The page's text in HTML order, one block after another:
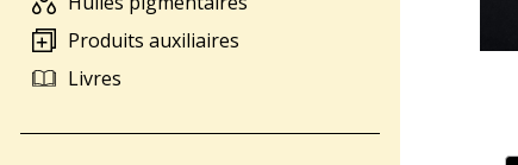
Produits auxiliaires
Livres